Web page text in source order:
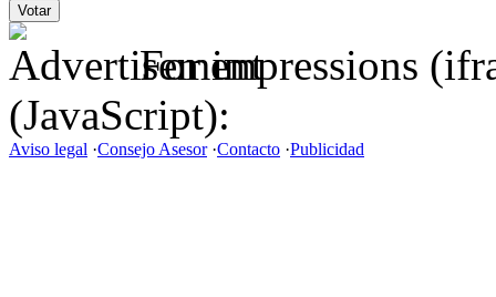
For impressions
(JavaScript):
Aviso legal ·Consejo Asesor·Contacto ·Publicidad